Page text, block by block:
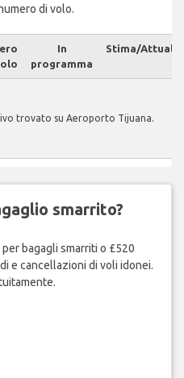
di volo.
In
programma
Stima/Attuale
trovato su Aeroporto Tijuana.
smarrito?
bagagli smarriti o £520
e cancellazioni di voli idonei.